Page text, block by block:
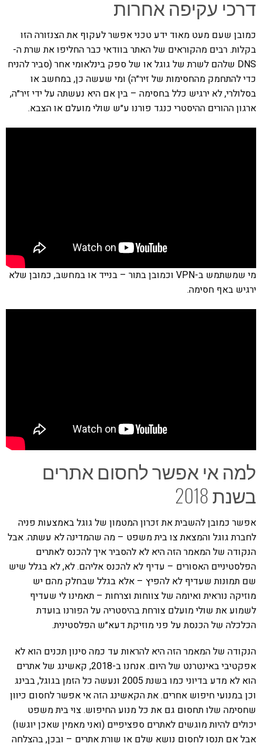
דרכי עקיפה אחרות
כמובן שעם מעט מאוד ידע טכני אפשר לעקוף את הצנזורה הזו
בקלות. רבים מהקוראים של האתר בוודאי כבר החליפו את שרת ה-
DNS שלהם לשרת של גוגל או של ספק בינלאומי אחר (סביר להניח
כדי להתחמק מהחסימות של זיר״ה) ומי שעשה כן, במחשב או
בסלולרי, לא ירגיש כלל בחסימה – בין אם היא נעשתה על ידי זיר״ה,
ארגון ההורים ההיסטרי כנגד פורנו ע״ש שולי מועלם או הצבא.
מי שמשתמש ב-VPN וכמובן בתור – בנייד או במחשב, כמובן שלא
ירגיש באף חסימה.
למה אי אפשר לחסום אתרים
בשנת 2018
אפשר כמובן להשבית את זכרון המטמון של גוגל באמצעות פניה
לחברת גוגל והמצאת צו בית משפט – מה שהמדינה לא עשתה. אבל
הנקודה של המאמר הזה היא לא להסביר איך להכנס לאתרים
הפלסטיניים האסורים – עדיף לא להכנס אליהם. לא, לא בגלל שיש
שם תמונות שעדיף לא להפיץ – אלא בגלל שבחלק מהם יש
מוזיקה נוראית ואיומה של צווחות וצרחות – תאמינו לי שעדיף
לשמוע את שולי מועלם צורחת בהיסטריה על הפורנו בועדת
הכלכלה של הכנסת על פני מוזיקת דעא״ש הפלסטינית.
הנקודה של המאמר הזה היא להראות עד כמה סינון תכנים הוא לא
אפקטיבי באינטרנט של היום. אנחנו ב-2018, קאשינג של אתרים
הוא לא מדע בדיוני כמו בשנת 2005 ונעשה כל הזמן בגוגל, בבינג
וכן במנועי חיפוש אחרים. את הקאשינג הזה אי אפשר לחסום כיוון
שחסימה שלו תחסום גם את כל מנוע החיפוש. צוי בית משפט
יכולים להיות מוגשים לאתרים ספציפיים (ואני מאמין שאכן יוגשו)
אבל אם תנסו לחסום נושא שלם או שורת אתרים – ובכן, בהצלחה